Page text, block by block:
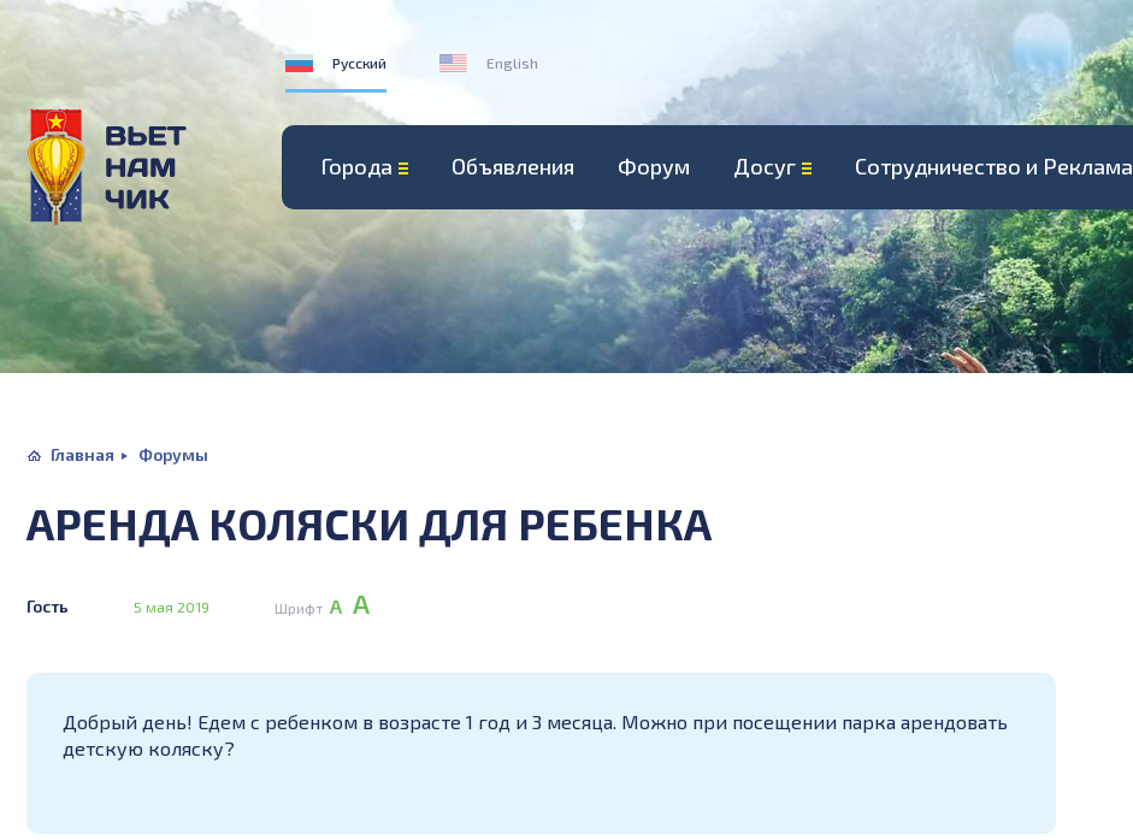
Русский English
Города Объявления Форум Досуг Сотрудничество и Реклама
Главная Форумы
АРЕНДА КОЛЯСКИ ДЛЯ РЕБЕНКА
Гость 5 мая 2019 Шрифт А А
Добрый день! Едем с ребенком в возрасте 1 год и 3 месяца. Можно при посещении парка арендовать
детскую коляску?